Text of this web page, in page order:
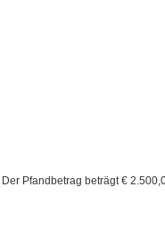
Pfandbetrag beträgt €